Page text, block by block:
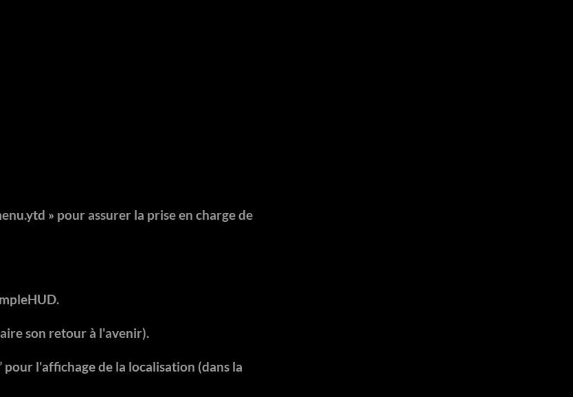
» pour assurer la prise en charge de
son retour à l'avenir).
l'affichage de la localisation (dans la